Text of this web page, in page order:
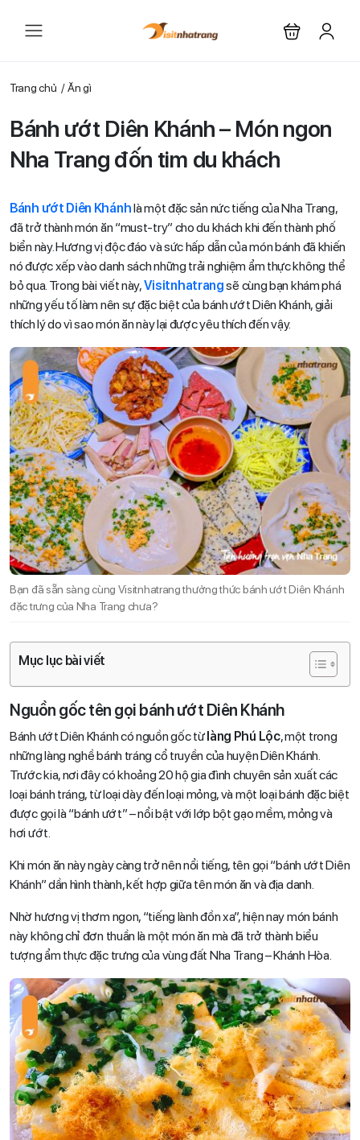
Trang chủ Ăn gì
Bánh ướt Diên Khánh – Món ngon
Nha Trang đốn tim du khách
Bánh ướt Diên Khánhlà một đặc sản nức tiếng của Nha Trang,
đã trở thành món ăn “must-try” cho du khách khi đến thành phố
biển này. Hương vị độc đáo và sức hấp dẫn của món bánh đã khiến
nó được xếp vào danh sách những trải nghiệm ẩm thực không thể
bỏ qua. Trong bài viết này,Visitnhatrangsẽ cùng bạn khám phá
những yếu tố làm nên sự đặc biệt của bánh ướt Diên Khánh, giải
thích lý do vì sao món ăn này lại được yêu thích đến vậy.
Bạn đã sẵn sàng cùng Visitnhatrang thưởng thức bánh ướt Diên Khánh
đặc trưng của Nha Trang chưa?
Mục lục bài viết
Nguồn gốc tên gọi bánh ướt Diên Khánh
Bánh ướt Diên Khánh có nguồn gốc từlàng Phú Lộc, một trong
những làng nghề bánh tráng cổ truyền của huyện Diên Khánh.
Trước kia, nơi đây có khoảng 20 hộ gia đình chuyên sản xuất các
loại bánh tráng, từ loại dày đến loại mỏng, và một loại bánh đặc biệt
được gọi là “bánh ướt” – nổi bật với lớp bột gạo mềm, mỏng và
hơi ướt.
Khi món ăn này ngày càng trở nên nổi tiếng, tên gọi “bánh ướt Diên
Khánh” dần hình thành, kết hợp giữa tên món ăn và địa danh.
Nhờ hương vị thơm ngon, “tiếng lành đồn xa”, hiện nay món bánh
này không chỉ đơn thuần là một món ăn mà đã trở thành biểu
tượng ẩm thực đặc trưng của vùng đất Nha Trang – Khánh Hòa.